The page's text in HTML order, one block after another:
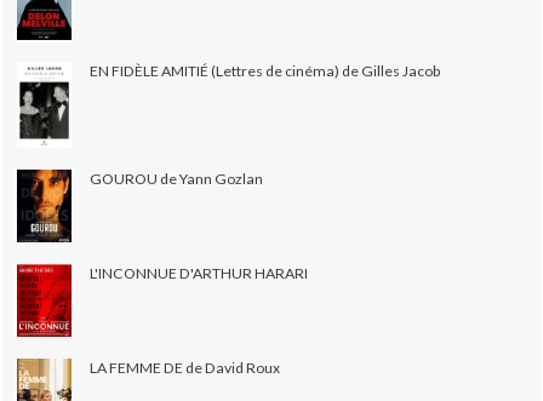
EN FIDÈLE AMITIÉ (Lettres de cinéma) de Gilles Jacob
GOUROU de Yann Gozlan
L'INCONNUE D'ARTHUR HARARI
LA FEMME DE de David Roux